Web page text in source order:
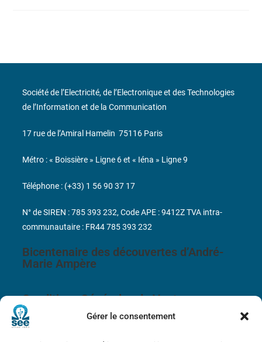
Gérer le consentement
Bicentenaire des découvertes d’André-
Marie Ampère
Conditions Générales de Vente
Société de l’Electricité, de l’Electronique et des Technologies
de l’Information et de la Communication
17 rue de l’Amiral Hamelin 75116 Paris
Métro : « Boissière » Ligne 6 et « Iéna » Ligne 9
Téléphone : (+33) 1 56 90 37 17
N° de SIREN : 785 393 232, Code APE : 9412Z TVA intra-
communautaire : FR44 785 393 232